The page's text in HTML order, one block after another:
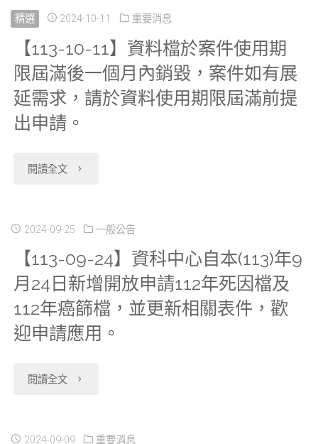
電
保
養
及
修
業
陽
明
交
分
心
本
(113)
年
26
新
上
架
大
直
30】
資
科
自
(113)
年
10
月
日
精選 2024-10-11 重要消息
【113-10-11】資料檔於案件使用期
限屆滿後一個月內銷毀，案件如有展
延需求，請於資料使用期限屆滿前提
出申請。
閱讀全文 "【113-
11】
資
料
檔
案
2024-09-25 一般公告
【113-09-24】資科中心自本(113)年9
月24日新增開放申請112年死因檔及
112年癌篩檔，並更新相關表件，歡
迎申請應用。
閱讀全文 "【113-
24】
2024-09-09 重要消息